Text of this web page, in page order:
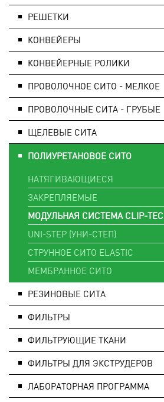
РЕШЕТКИ
КОНВЕЙЕРЫ
КОНВЕЙЕРНЫЕ РОЛИКИ
ПРОВОЛОЧНОЕ СИТО - МЕЛКОЕ
ПРОВОЛОЧНЫЕ СИТА - ГРУБЫЕ
ЩЕЛЕВЫЕ СИТА
ПОЛИУРЕТАНОВОЕ СИТО
НАТЯГИВАЮЩИЕСЯ
ЗАКРЕПЛЯЕМЫЕ
МОДУЛЬНАЯ СИСТЕМА CLIP-TEC
UNI-STEP (УНИ-СТЕП)
СТРУННОЕ СИТО ELASTIC
МЕМБРАННОЕ СИТО
РЕЗИНОВЫЕ СИТА
ФИЛЬТРЫ
ФИЛЬТРУЮЩИЕ ТКАНИ
ФИЛЬТРЫ ДЛЯ ЭКСТРУДЕРОВ
ЛАБОРАТОРНАЯ ПРОГРАММА